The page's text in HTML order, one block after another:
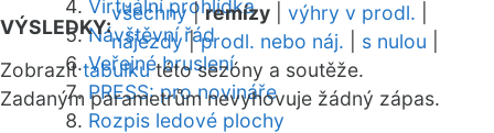
Virtuální prohlídka
Návštěvní řád
Veřejné bruslení
PRESS: pro novináře
Rozpis ledové plochy
VÝSLEDKY:
všechny|remízy výhry v prodl.
nájezdy|prodl. nebo náj. s nulou
Zobrazittabulkutéto sezóny a soutěže.
Zadaným parametrům nevyhovuje žádný zápas.